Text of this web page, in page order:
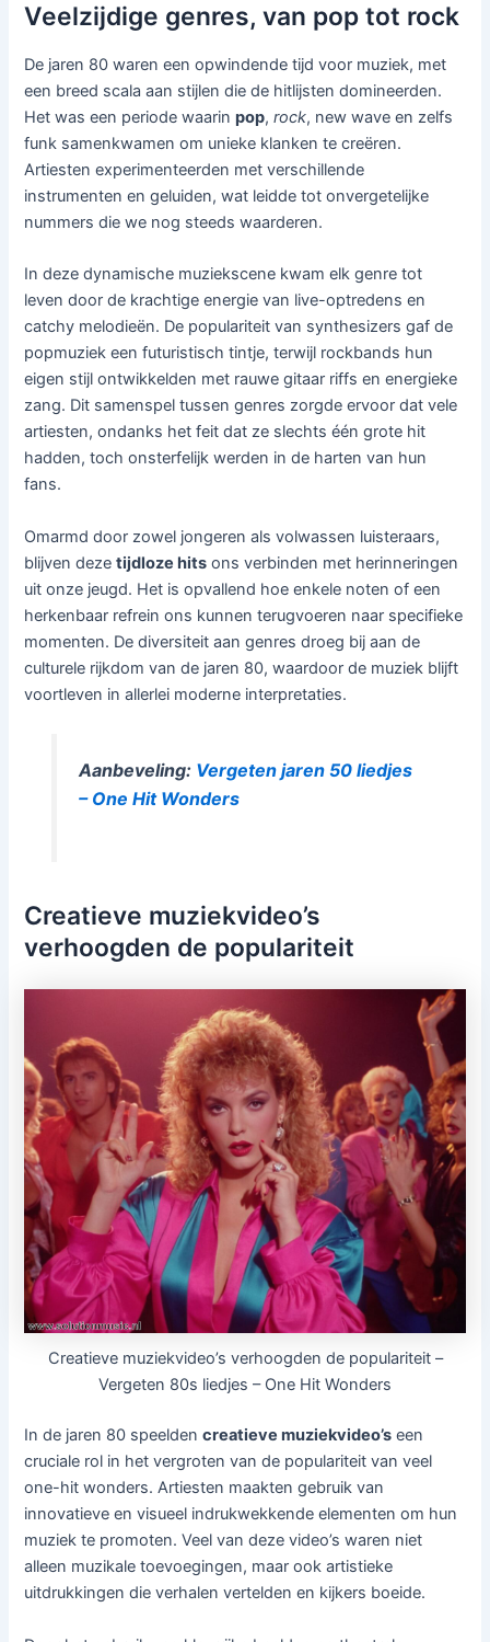
Veelzijdige genres, van pop tot rock
De jaren 80 waren een opwindende tijd voor muziek, met
een breed scala aan stijlen die de hitlijsten domineerden.
Het was een periode waarinpop,rock, new wave en zelfs
funk samenkwamen om unieke klanken te creëren.
Artiesten experimenteerden met verschillende
instrumenten en geluiden, wat leidde tot onvergetelijke
nummers die we nog steeds waarderen.
In deze dynamische muziekscene kwam elk genre tot
leven door de krachtige energie van live-optredens en
catchy melodieën. De populariteit van synthesizers gaf de
popmuziek een futuristisch tintje, terwijl rockbands hun
eigen stijl ontwikkelden met rauwe gitaar riffs en energieke
zang. Dit samenspel tussen genres zorgde ervoor dat vele
artiesten, ondanks het feit dat ze slechts één grote hit
hadden, toch onsterfelijk werden in de harten van hun
fans.
Omarmd door zowel jongeren als volwassen luisteraars,
blijven dezetijdloze hits ons verbinden met herinneringen
uit onze jeugd. Het is opvallend hoe enkele noten of een
herkenbaar refrein ons kunnen terugvoeren naar specifieke
momenten. De diversiteit aan genres droeg bij aan de
culturele rijkdom van de jaren 80, waardoor de muziek blijft
voortleven in allerlei moderne interpretaties.
Aanbeveling: Vergeten jaren 50 liedjes
– One Hit Wonders
Creatieve muziekvideo’s
verhoogden de populariteit
Creatieve muziekvideo’s verhoogden de populariteit –
Vergeten 80s liedjes – One Hit Wonders
In de jaren 80 speeldencreatieve muziekvideo’s een
cruciale rol in het vergroten van de populariteit van veel
one-hit wonders. Artiesten maakten gebruik van
innovatieve en visueel indrukwekkende elementen om hun
muziek te promoten. Veel van deze video’s waren niet
alleen muzikale toevoegingen, maar ook artistieke
uitdrukkingen die verhalen vertelden en kijkers boeide.